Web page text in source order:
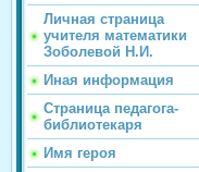
Личная страница
учителя математики
Зоболевой Н.И.
Иная информация
Страница педагога-
библиотекаря
Имя героя